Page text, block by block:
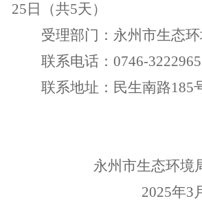
25 日（共5天）
受理部门：永州市生态
联系电话： 0746-3222965
联系地址：民生南路185
永州市生态环境
2025年3